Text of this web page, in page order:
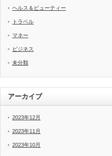
ヘルス＆ビューティー
トラベル
マネー
ビジネス
未分類
アーカイブ
2023年12月
2023年11月
2023年10月